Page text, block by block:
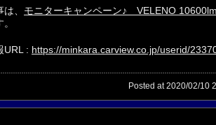
、 モニターキャンペーン♪ VELENO
URL : https://minkara.carview.co.jp/userid/
Posted at 2020/02/10